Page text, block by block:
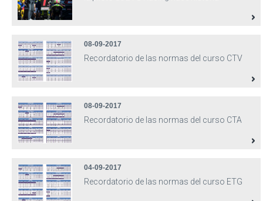
08-09-2017
Recordatorio de las normas del curso CTV
08-09-2017
Recordatorio de las normas del curso CTA
04-09-2017
Recordatorio de las normas del curso ETG